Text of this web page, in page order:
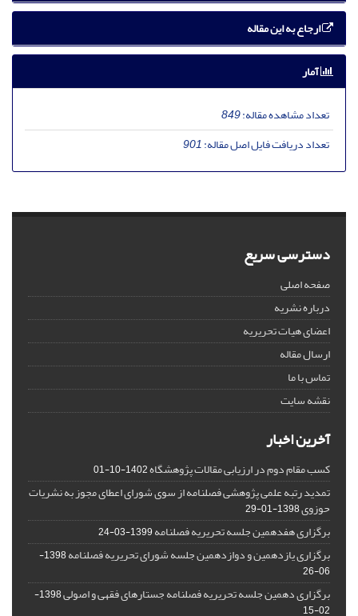
ارجاع به این مقاله
آمار
تعداد مشاهده مقاله:849
تعداد دریافت فایل اصل مقاله:901
دسترسی سریع
صفحه اصلی
درباره نشریه
اعضای هیات تحریریه
ارسال مقاله
تماس با ما
نقشه سایت
آخرین اخبار
کسب مقام دوم در ارزیابی مقالات پژوهشگاه1402-10-01
تمدید رتبه علمی پژوهشی فصلنامه از سوی شورای اعطای مجوز به نشریات
حوزوی1398-01-29
برگزاری هفدهمین جلسه تحریریه فصلنامه1399-03-24
برگزاری یازدهمین و دوازدهمین جلسه شورای تحریریه فصلنامه
1398-
06-26
برگزاری دهمین جلسه تحریریه فصلنامه جستارهای فقهی و اصولی
1398-
02-15